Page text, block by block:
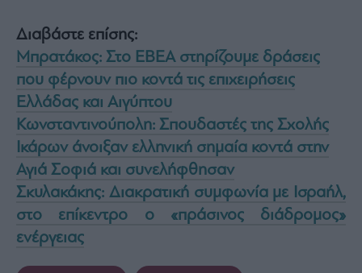
Διαβάστε επίσης:
Μπρατάκος: Στο ΕΒΕΑ στηρίζουμε δράσεις
που φέρνουν πιο κοντά τις επιχειρήσεις
Ελλάδας και Αιγύπτου
Κωνσταντινούπολη: Σπουδαστές της Σχολής
Ικάρων άνοιξαν ελληνική σημαία κοντά στην
Αγιά Σοφιά και συνελήφθησαν
Σκυλακάκης: Διακρατική συμφωνία με Ισραήλ,
στο επίκεντρο ο «πράσινος διάδρομος»
ενέργειας